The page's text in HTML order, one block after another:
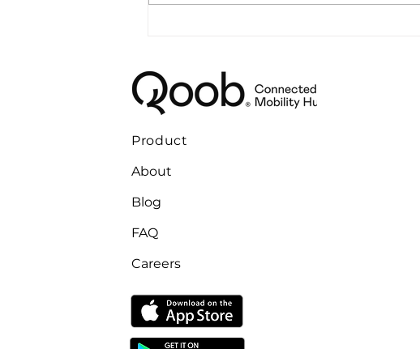
Product
About
Blog
FAQ
Careers